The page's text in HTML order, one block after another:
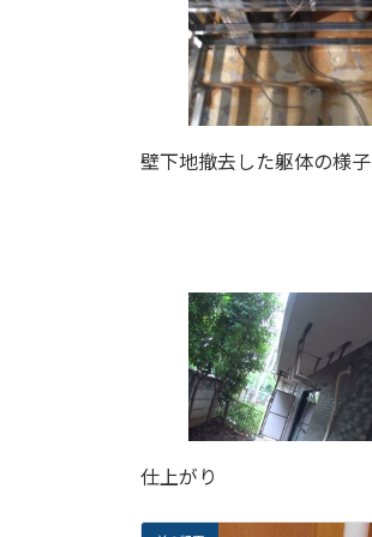
壁下地撤去した躯体の様子
仕上がり